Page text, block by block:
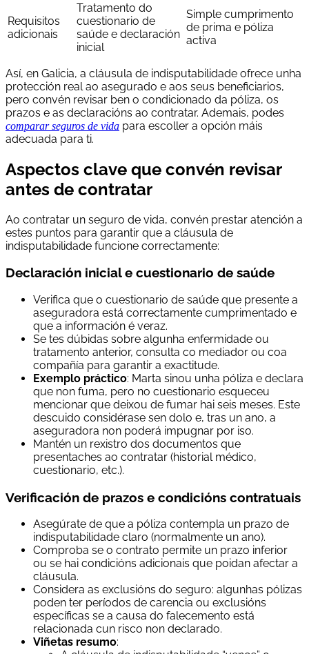
Requisitos
adicionais
Tratamento do
cuestionario de
saúde e declaración
inicial
Simple cumprimento
de prima e póliza
activa
Así, en Galicia, a cláusula de indisputabilidade ofrece unha
protección real ao asegurado e aos seus beneficiarios,
pero convén revisar ben o condicionado da póliza, os
prazos e as declaracións ao contratar. Ademais, podes
comparar seguros de vida para escoller a opción máis
adecuada para ti.
Aspectos clave que convén revisar
antes de contratar
Ao contratar un seguro de vida, convén prestar atención a
estes puntos para garantir que a cláusula de
indisputabilidade funcione correctamente:
Declaración inicial e cuestionario de saúde
Verifica que o cuestionario de saúde que presente a
aseguradora está correctamente cumprimentado e
que a información é veraz.
Se tes dúbidas sobre algunha enfermidade ou
tratamento anterior, consulta co mediador ou coa
compañía para garantir a exactitude.
Exemplo práctico: Marta sinou unha póliza e declara
que non fuma, pero no cuestionario esqueceu
mencionar que deixou de fumar hai seis meses. Este
descuido considérase sen dolo e, tras un ano, a
aseguradora non poderá impugnar por iso.
Mantén un rexistro dos documentos que
presentaches ao contratar (historial médico,
cuestionario, etc.).
Verificación de prazos e condicións contratuais
Asegúrate de que a póliza contempla un prazo de
indisputabilidade claro (normalmente un ano).
Comproba se o contrato permite un prazo inferior
ou se hai condicións adicionais que poidan afectar a
cláusula.
Considera as exclusións do seguro: algunhas pólizas
poden ter períodos de carencia ou exclusións
específicas se a causa do falecemento está
relacionada cun risco non declarado.
Viñetas resumo: